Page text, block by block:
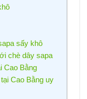
sấy khô
chè dây sapa
Cao Bằng
Cao Bằng uy